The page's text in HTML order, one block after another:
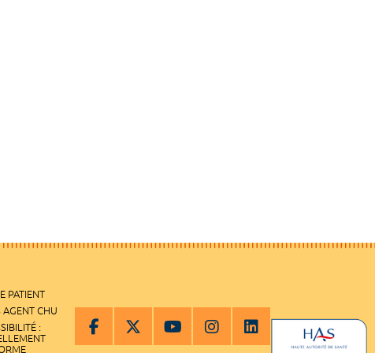
PATIENT
AGENT CHU
: